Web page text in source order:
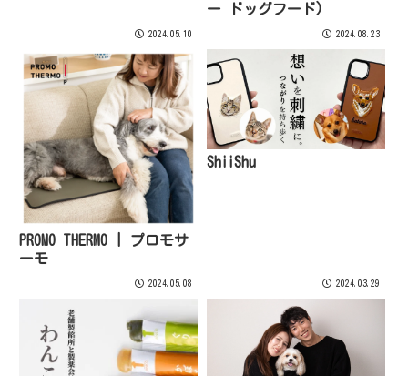
2024.05.10
ー ドッグフード)
2024.08.23
PROMO THERMO | プロモサ
ーモ
2024.05.08
ShiiShu
2024.03.29